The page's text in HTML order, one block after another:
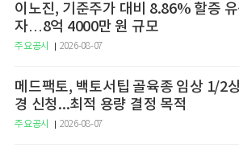
이노진, 기준주가 대비 8.86% 할증
자…8억 4000만 원 규모
주요공시 2026-08-07
메드팩토, 백토서팁 골육종 임상 1/2
경 신청...최적 용량 결정 목적
주요공시 2026-08-07